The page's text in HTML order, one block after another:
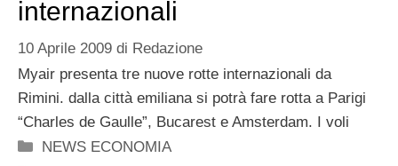
internazionali
10 Aprile 2009 di Redazione
Myair presenta tre nuove rotte internazionali da
Rimini. dalla città emiliana si potrà fare rotta a Parigi
“Charles de Gaulle”, Bucarest e Amsterdam. I voli
Categorie
NEWS ECONOMIA